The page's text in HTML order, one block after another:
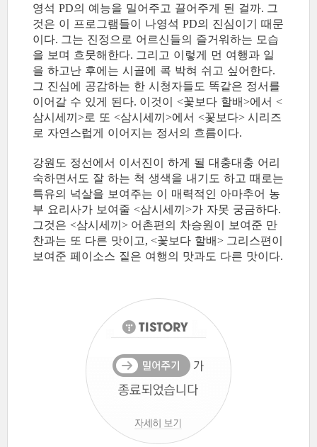
영석 PD의 예능을 밀어주고 끌어주게 된 걸까. 그
것은 이 프로그램들이 나영석 PD의 진심이기 때문
이다. 그는 진정으로 어르신들의 즐거워하는 모습
을 보며 흐뭇해한다. 그리고 이렇게 먼 여행과 일
을 하고난 후에는 시골에 콕 박혀 쉬고 싶어한다.
그 진심에 공감하는 한 시청자들도 똑같은 정서를
이어갈 수 있게 된다. 이것이 <꽃보다 할배>에서 <
삼시세끼>로 또 <삼시세끼>에서 <꽃보다> 시리즈
로 자연스럽게 이어지는 정서의 흐름이다.
강원도 정선에서 이서진이 하게 될 대충대충 어리
숙하면서도 잘 하는 척 생색을 내기도 하고 때로는
특유의 넉살을 보여주는 이 매력적인 아마추어 농
부 요리사가 보여줄 <삼시세끼>가 자못 궁금하다.
그것은 <삼시세끼> 어촌편의 차승원이 보여준 만
찬과는 또 다른 맛이고, <꽃보다 할배> 그리스편이
보여준 페이소스 짙은 여행의 맛과도 다른 맛이다.